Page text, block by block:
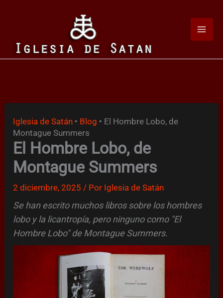
Iglesia de Satán ‣ Blog ‣ El Hombre Lobo, de
Montague Summers
El Hombre Lobo, de
Montague Summers
2 diciembre, 2025 / Por Iglesia de Satán
Se han escrito muchos libros sobre los hombres
lobo y la licantropía, pero ninguno como "El
Hombre Lobo" de Montague Summers.